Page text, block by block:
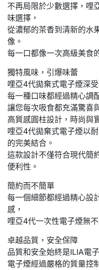
不再局限於少數選擇，哩
味選擇，
從濃郁的茶香到清新的水
像。
每一口都像一次高級美食
獨特風味，引爆味蕾
哩亞4代拋棄式電子煙深
每一種口味都經過精心調
讓您每次吸食都充滿驚喜
高質感圓柱設計，時尚與
哩亞4代拋棄式電子煙以
的完美結合。
這款設計不僅符合現代簡
便利性。
簡約而不簡單
每一個細節都經過精心設
感，
哩亞4代一次性電子煙無
卓越品質，安全保障
品質和安全始終是ILIA電
電子煙經過嚴格的質量控制